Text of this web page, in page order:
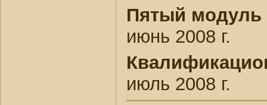
Пятый модуль
июнь 2008 г.
июль 2008 г.